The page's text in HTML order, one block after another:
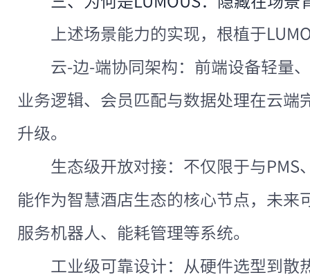
上述场景能力的实现，根植于
云-边-端协同架构：前端设备轻量
业务逻辑、会员匹配与数据处理在云端
升级。
生态级开放对接：不仅限于与PMS
能作为智慧酒店生态的核心节点，未来
服务机器人、能耗管理等系统。
工业级可靠设计：从硬件选型到散